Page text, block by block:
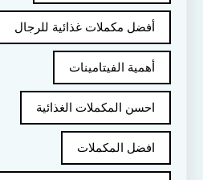
أفضل مكملات غذائية للرجال
أهمية الفيتامينات
احسن المكملات الغذائية
افضل المكملات